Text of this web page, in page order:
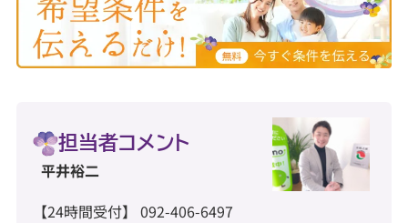
担当者コメント
平井裕二
【24時間受付】 092-406-6497